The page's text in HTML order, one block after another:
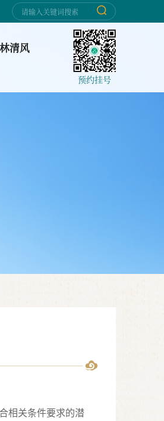
清风
预约挂号
相关条件要求的潜